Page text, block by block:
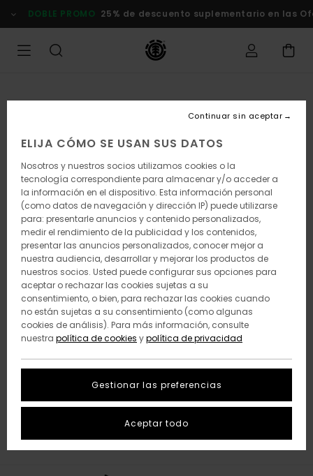
la
DOBLE PROMO 25% de descuento suplementario en las
ELIJA CÓMO SE USAN SUS DATOS
Nosotros y nuestros socios utilizamos cookies o la
tecnología correspondiente para almacenar y/o acceder a
la información en el dispositivo. Esta información personal
(como datos de navegación y dirección IP) puede utilizarse
para: presentarle anuncios y contenido personalizados,
medir el rendimiento de la publicidad y los contenidos,
presentar las anuncios personalizados, conocer mejor a
nuestra audiencia, desarrollar y mejorar los productos de
nuestros socios. Usted puede configurar sus opciones para
aceptar o rechazar las cookies sujetas a su
consentimiento, o bien, para rechazar las cookies cuando
no están sujetas a su consentimiento (como algunas
cookies de análisis). Para más información, consulte
nuestra política de cookies ypolítica de privacidad
Gestionar las preferencias
Continuar sin aceptar
Aceptar todo